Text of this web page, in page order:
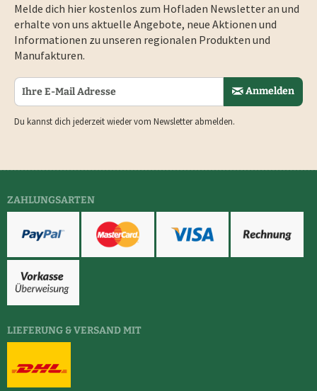
Melde dich hier kostenlos zum Hofladen Newsletter an und
erhalte von uns aktuelle Angebote, neue Aktionen und
Informationen zu unseren regionalen Produkten und
Manufakturen.
Anmelden
Du kannst dich jederzeit wieder vom Newsletter abmelden.
ZAHLUNGSARTEN
LIEFERUNG & VERSAND MIT